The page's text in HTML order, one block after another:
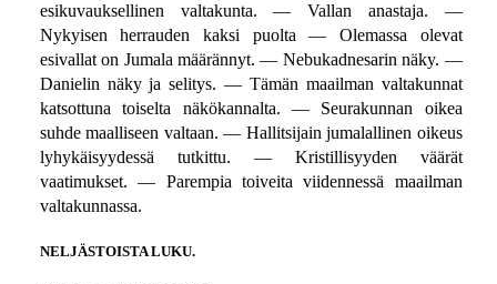
esikuvauksellinen valtakunta. — Vallan anastaja. —
Nykyisen herrauden kaksi puolta — Olemassa olevat
esivallat on Jumala määrännyt. — Nebukadnesarin näky. —
Danielin näky ja selitys. — Tämän maailman valtakunnat
katsottuna toiselta näkökannalta. — Seurakunnan oikea
suhde maalliseen valtaan. — Hallitsijain jumalallinen oikeus
lyhykäisyydessä tutkittu. — Kristillisyyden väärät
vaatimukset. — Parempia toiveita viidennessä maailman
valtakunnassa.
NELJÄSTOISTA LUKU.